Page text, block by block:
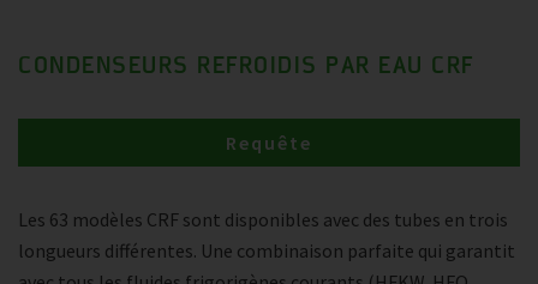
CONDENSEURS REFROIDIS PAR EAU CRF
Les 63 modèles CRF sont disponibles avec des tubes en trois
longueurs différentes. Une combinaison parfaite qui garantit
Requête